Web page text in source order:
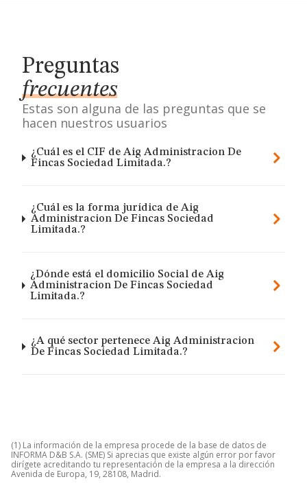
Preguntas
frecuentes
Estas son alguna de las preguntas que se
hacen nuestros usuarios
¿Cuál es el CIF de Aig Administracion De
Fincas Sociedad Limitada.?
¿Cuál es la forma jurídica de Aig
Administracion De Fincas Sociedad
Limitada.?
¿Dónde está el domicilio Social de Aig
Administracion De Fincas Sociedad
Limitada.?
¿A qué sector pertenece Aig Administracion
De Fincas Sociedad Limitada.?
(1) La información de la empresa procede de la base de datos de
INFORMA D&B S.A. (SME) Si aprecias que existe algún error por favor
dirígete acreditando tu representación de la empresa a la dirección
Avenida de Europa, 19, 28108, Madrid.